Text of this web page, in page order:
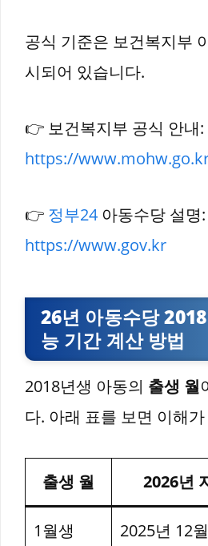
공식 기준은 보건복지부
시되어 있습니다.
👉 보건복지부 공식 안내:
https://
👉 정부24 아동수당 설명:
https://www.gov.kr
26년 아동수당
능 기간 계산 방법
2018년생 아동의 출생 월
다. 아래 표를 보면 이해
출생 월 2026년
1월생 2025년 12월